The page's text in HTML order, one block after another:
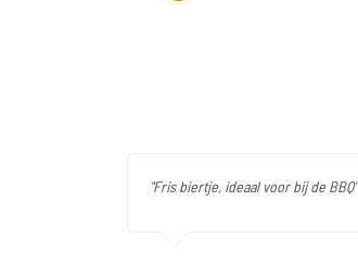
"Fris biertje, ideaal voor bij de BBQ"